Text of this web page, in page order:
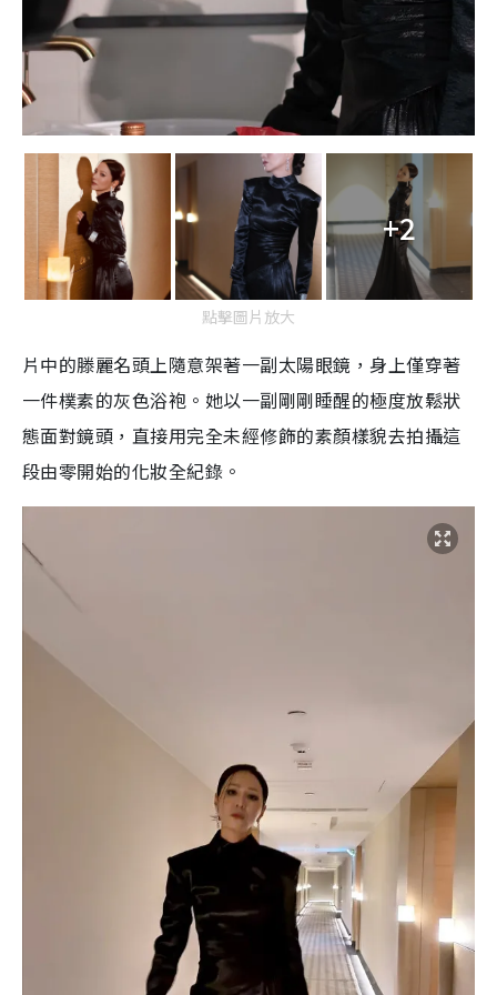
+2
點擊圖片放大
片中的滕麗名頭上隨意架著一副太陽眼鏡，身上僅穿著
一件樸素的灰色浴袍。她以一副剛剛睡醒的極度放鬆狀
態面對鏡頭，直接用完全未經修飾的素顏樣貌去拍攝這
段由零開始的化妝全紀錄。